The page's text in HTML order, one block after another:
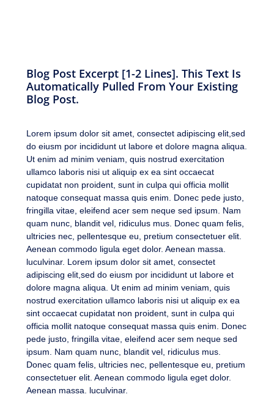
Blog Post Excerpt [1-2 Lines]. This Text Is
Automatically Pulled From Your Existing
Blog Post.
Lorem ipsum dolor sit amet, consectet adipiscing elit,sed
do eiusm por incididunt ut labore et dolore magna aliqua.
Ut enim ad minim veniam, quis nostrud exercitation
ullamco laboris nisi ut aliquip ex ea sint occaecat
cupidatat non proident, sunt in culpa qui officia mollit
natoque consequat massa quis enim. Donec pede justo,
fringilla vitae, eleifend acer sem neque sed ipsum. Nam
quam nunc, blandit vel, ridiculus mus. Donec quam felis,
ultricies nec, pellentesque eu, pretium consectetuer elit.
Aenean commodo ligula eget dolor. Aenean massa.
luculvinar. Lorem ipsum dolor sit amet, consectet
adipiscing elit,sed do eiusm por incididunt ut labore et
dolore magna aliqua. Ut enim ad minim veniam, quis
nostrud exercitation ullamco laboris nisi ut aliquip ex ea
sint occaecat cupidatat non proident, sunt in culpa qui
officia mollit natoque consequat massa quis enim. Donec
pede justo, fringilla vitae, eleifend acer sem neque sed
ipsum. Nam quam nunc, blandit vel, ridiculus mus.
Donec quam felis, ultricies nec, pellentesque eu, pretium
consectetuer elit. Aenean commodo ligula eget dolor.
Aenean massa. luculvinar.